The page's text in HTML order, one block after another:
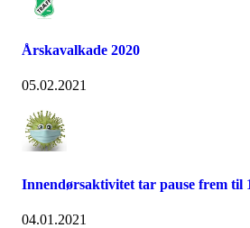
Årskavalkade 2020
05.02.2021
Innendørsaktivitet tar pause frem til
04.01.2021